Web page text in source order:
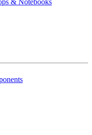
& Notebooks